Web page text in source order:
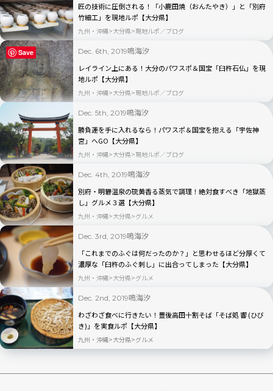
匠の技術に圧倒される！「小鹿田焼（おんたやき）」と「別府
竹細工」を現地ルポ【大分県】
九州・沖縄 大分県 現地ルポ／ブログ
Dec. 6th, 2019鳴海汐
レイライン上にある！大分のパワスポ＆国宝「臼杵石仏」を現
地ルポ【大分県】
九州・沖縄 大分県 現地ルポ／ブログ
Dec. 5th, 2019鳴海汐
勝負運を手に入れるなら！パワスポ＆国宝を抱える「宇佐神
宮」へGO【大分県】
九州・沖縄 大分県 現地ルポ／ブログ
Dec. 4th, 2019鳴海汐
別府・明礬温泉の硫黄香る蒸気で調理！絶対食すべき「地獄蒸
し」グルメ３選【大分県】
九州・沖縄 大分県 グルメ
Dec. 3rd, 2019鳴海汐
「これまでのふぐは何だったのか？」と思わせるほど分厚くて
濃厚な「臼杵のふぐ刺し」に出合ってしまった【大分県】
九州・沖縄 大分県 グルメ
Dec. 2nd, 2019鳴海汐
わざわざ食べに行きたい！豊後高田十割そば「そば処 響 (ひび
き)」を実食ルポ【大分県】
九州・沖縄 大分県 グルメ
Save